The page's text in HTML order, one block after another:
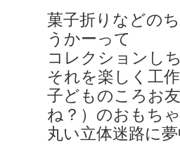
菓子折りなどの
うかーって
コレクションし
それを楽しく工
子どものころお
ね？）のおもちゃ
丸い立体迷路に